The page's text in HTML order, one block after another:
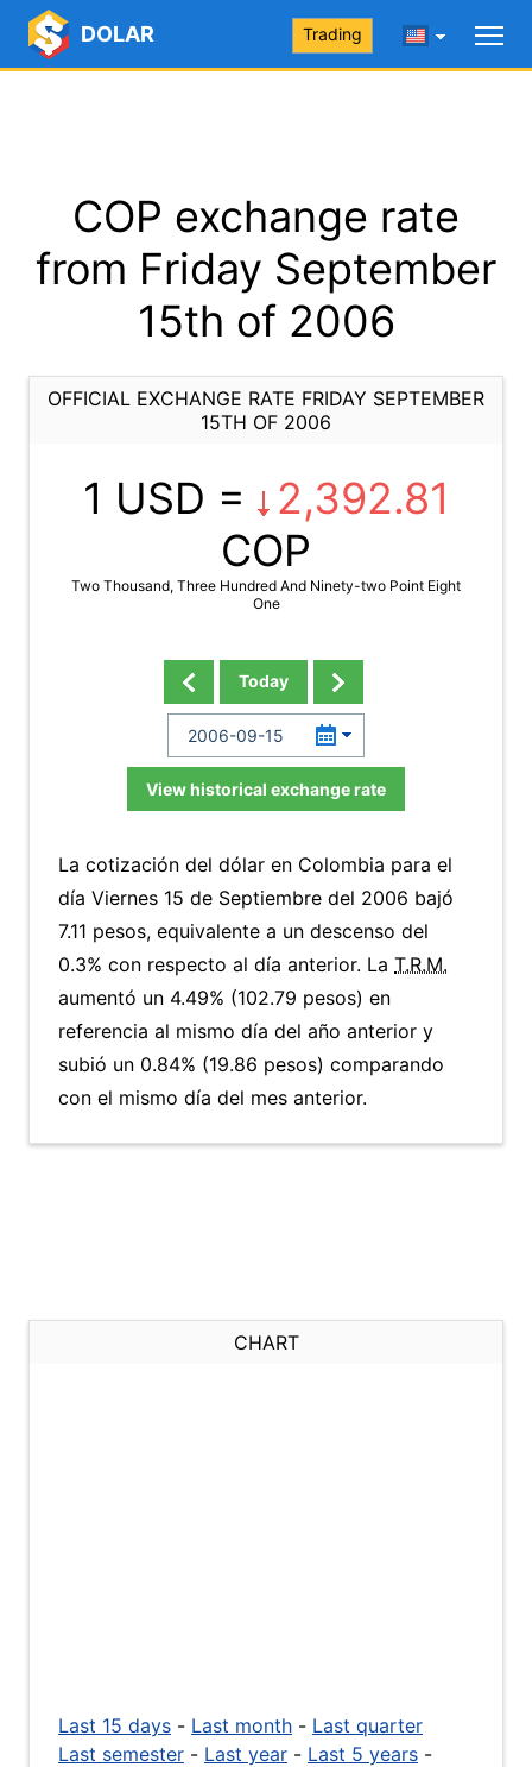
DOLAR Trading
COP exchange rate
from Friday September
15th of 2006
OFFICIAL EXCHANGE RATE FRIDAY SEPTEMBER
15TH OF 2006
1 USD =
2,392.81
COP
Two Thousand, Three Hundred And Ninety-two Point Eight
One
Today
View historical exchange rate
La cotización del dólar en Colombia para el
día Viernes 15 de Septiembre del 2006 bajó
7.11 pesos, equivalente a un descenso del
0.3% con respecto al día anterior. La T.R.M.
aumentó un 4.49% (102.79 pesos) en
referencia al mismo día del año anterior y
subió un 0.84% (19.86 pesos) comparando
con el mismo día del mes anterior.
CHART
Last 15 days - Last month - Last quarter
Last semester - Last year - Last 5 years -